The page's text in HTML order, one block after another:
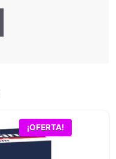
¡OFERTA!